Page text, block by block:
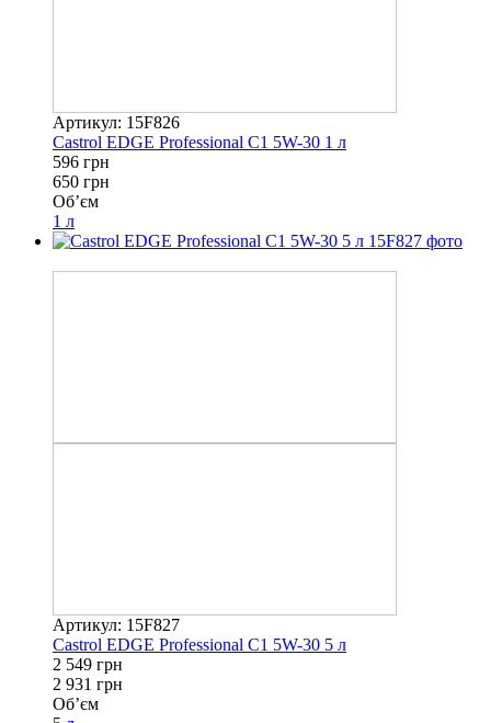
Артикул: 15F826
Castrol EDGE Professional C1 5W-30 1 л
596 грн
650 грн
Об’єм
1 л
Артикул: 15F827
Castrol EDGE Professional C1 5W-30 5 л
2 549 грн
2 931 грн
Об’єм